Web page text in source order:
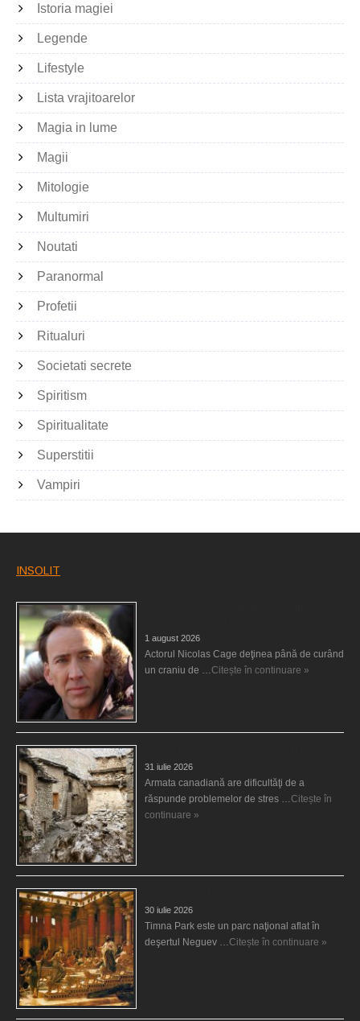
Istoria magiei
Legende
Lifestyle
Lista vrajitoarelor
Magia in lume
Magii
Mitologie
Multumiri
Noutati
Paranormal
Profetii
Ritualuri
Societati secrete
Spiritism
Spiritualitate
Superstitii
Vampiri
INSOLIT
1 august 2026
Actorul Nicolas Cage deţinea până de curând
un craniu de …Citește în continuare »
31 iulie 2026
Armata canadiană are dificultăţi de a
răspunde problemelor de stres …Citește în
continuare »
30 iulie 2026
Timna Park este un parc naţional aflat în
deşertul Neguev …Citește în continuare »